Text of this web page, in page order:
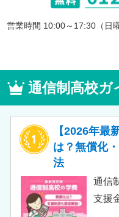
営業時間 10:00～17:30（日
通信制高校ガ
【2026年最
は？無償化
法
通信
支援